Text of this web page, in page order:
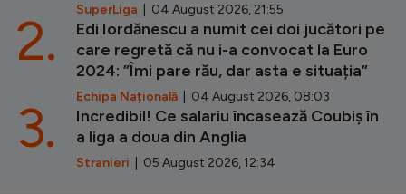
SuperLiga | 04 August 2026, 21:55
Edi Iordănescu a numit cei doi jucători pe
care regretă că nu i-a convocat la Euro
2024: ”Îmi pare rău, dar asta e situația”
Echipa Națională | 04 August 2026, 08:03
2.
Incredibil! Ce salariu încasează Coubiș în
a liga a doua din Anglia
Stranieri | 05 August 2026, 12:34
3.